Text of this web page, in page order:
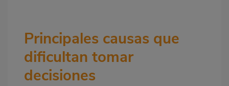
Principales causas que
dificultan tomar
decisiones